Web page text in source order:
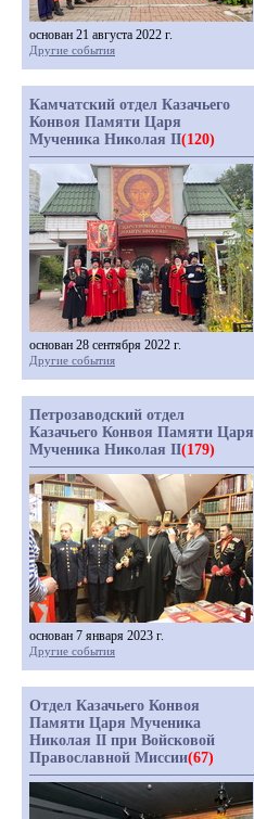
основан 21 августа 2022 г.
Другие события
Камчатский отдел Казачьего
Конвоя Памяти Царя
Мученика Николая II(120)
основан 28 сентября 2022 г.
Другие события
Петрозаводский отдел
Казачьего Конвоя Памяти Царя
Мученика Николая II(179)
основан 7 января 2023 г.
Другие события
Отдел Казачьего Конвоя
Памяти Царя Мученика
Николая II при Войсковой
Православной Миссии(67)